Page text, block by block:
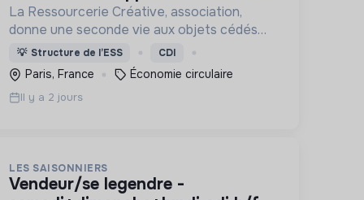
La Ressourcerie Créative, association,
donne une seconde vie aux objets cédés
par les particuliers et collectés en
entreprise. Elle participe ainsi à un autre
mode de consommation plus respectueux.
💡 Structure de l’ESS CDI
Paris, France Économie circulaire
Il y a 2 jours
LES SAISONNIERS
vendeur/se legendre -